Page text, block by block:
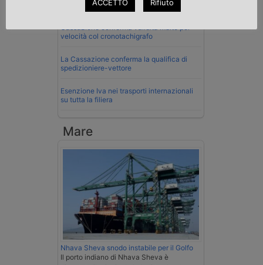
col muletto
velocità col cronotachigrafo
La Cassazione conferma la qualifica di
spedizioniere-vettore
Esenzione Iva nei trasporti internazionali
su tutta la filiera
Mare
Nhava Sheva snodo instabile per il Golfo
Il porto indiano di Nhava Sheva è
ACCETTO Rifiuto